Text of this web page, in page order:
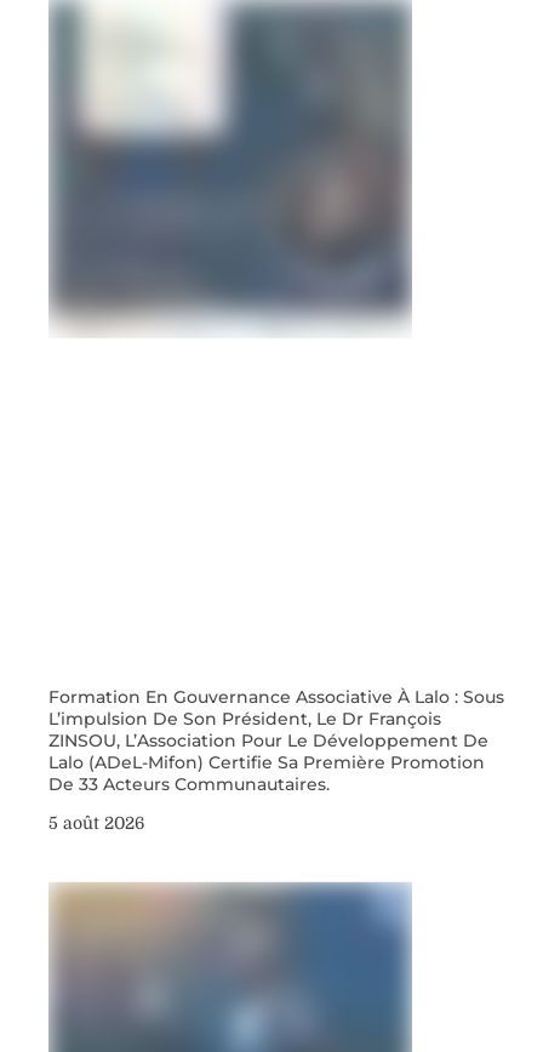
Formation En Gouvernance Associative À Lalo : Sous
L’impulsion De Son Président, Le Dr François
ZINSOU, L’Association Pour Le Développement De
Lalo (ADeL-Mifon) Certifie Sa Première Promotion
De 33 Acteurs Communautaires.
5 août 2026